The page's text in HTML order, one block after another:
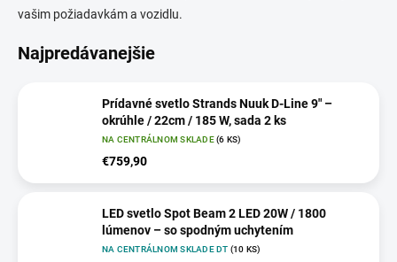
vašim požiadavkám a vozidlu.
Najpredávanejšie
Prídavné svetlo Strands Nuuk D-Line 9" –
okrúhle / 22cm / 185 W, sada 2 ks
NA CENTRÁLNOM SKLADE(6 KS)
€759,90
LED svetlo Spot Beam 2 LED 20W / 1800
lúmenov – so spodným uchytením
NA CENTRÁLNOM SKLADE DT (10 KS)